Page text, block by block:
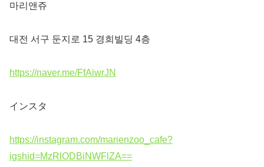
마리앤쥬
대전 서구 둔지로 15 경희빌딩 4층
https://naver.me/FfAiwrJN
インスタ
https://instagram.com/marienzoo_cafe?
igshid=MzRlODBiNWFlZA==